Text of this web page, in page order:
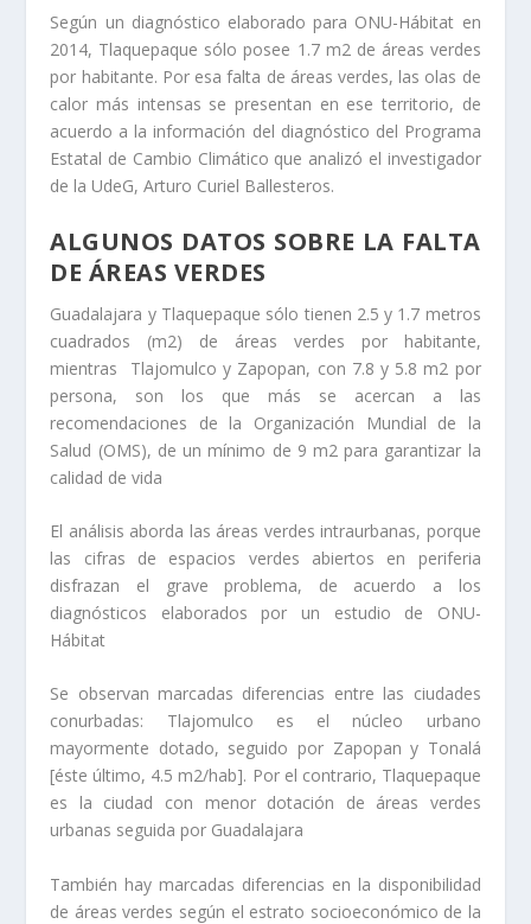
Según un diagnóstico elaborado para ONU-Hábitat en
2014, Tlaquepaque sólo posee 1.7 m2 de áreas verdes
por habitante. Por esa falta de áreas verdes, las olas de
calor más intensas se presentan en ese territorio, de
acuerdo a la información del diagnóstico del Programa
Estatal de Cambio Climático que analizó el investigador
de la UdeG, Arturo Curiel Ballesteros.
ALGUNOS DATOS SOBRE LA FALTA
DE ÁREAS VERDES
Guadalajara y Tlaquepaque sólo tienen 2.5 y 1.7 metros
cuadrados (m2) de áreas verdes por habitante,
mientras Tlajomulco y Zapopan, con 7.8 y 5.8 m2 por
persona, son los que más se acercan a las
recomendaciones de la Organización Mundial de la
Salud (OMS), de un mínimo de 9 m2 para garantizar la
calidad de vida
El análisis aborda las áreas verdes intraurbanas, porque
las cifras de espacios verdes abiertos en periferia
disfrazan el grave problema, de acuerdo a los
diagnósticos elaborados por un estudio de ONU-
Hábitat
Se observan marcadas diferencias entre las ciudades
conurbadas: Tlajomulco es el núcleo urbano
mayormente dotado, seguido por Zapopan y Tonalá
[éste último, 4.5 m2/hab]. Por el contrario, Tlaquepaque
es la ciudad con menor dotación de áreas verdes
urbanas seguida por Guadalajara
También hay marcadas diferencias en la disponibilidad
de áreas verdes según el estrato socioeconómico de la